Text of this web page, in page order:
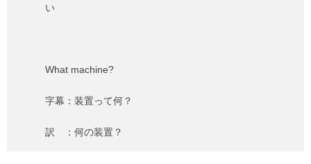
い
What machine?
字幕：装置って何？
訳 ：何の装置？